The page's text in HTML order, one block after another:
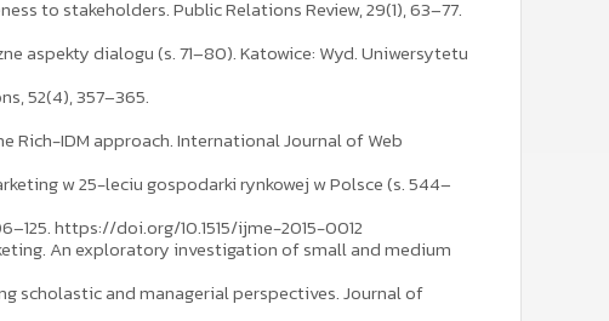
to stakeholders. Public Relations Review, 29(1), 63–77.
aspekty dialogu (s. 71–80). Katowice: Wyd. Uniwersytetu
52(4), 357–365.
Rich-IDM approach. International Journal of Web
w 25-leciu gospodarki rynkowej w Polsce (s. 544–
https://doi.org/10.1515/ijme-2015-0012
An exploratory investigation of small and medium
scholastic and managerial perspectives. Journal of